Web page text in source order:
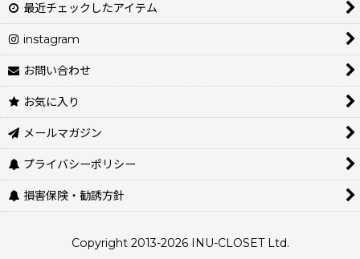
最近チェックしたアイテム
instagram
お問い合わせ
お気に入り
メールマガジン
プライバシーポリシー
損害保険・勧誘方針
Copyright 2013-2026 INU-CLOSET Ltd.